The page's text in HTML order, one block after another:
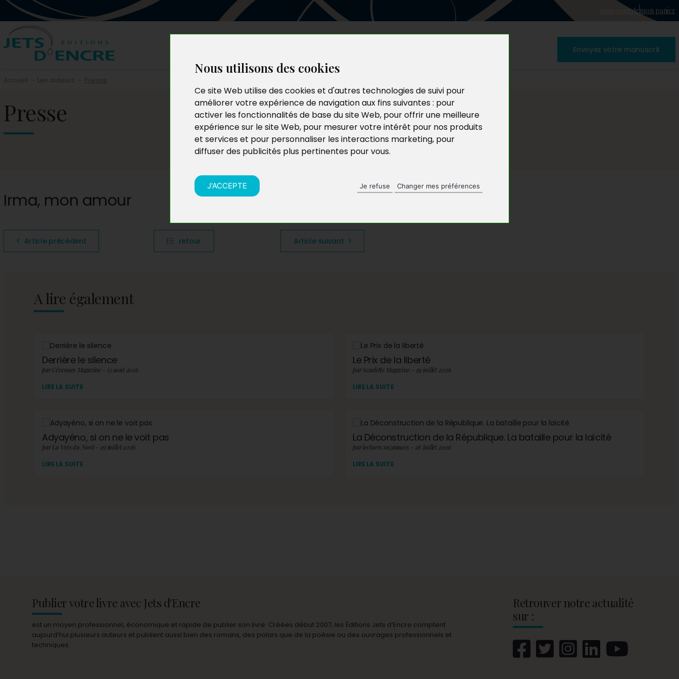
Nous utilisons des cookies
Ce site Web utilise des cookies et d'autres technologies de suivi pour
améliorer votre expérience de navigation aux fins suivantes : pour
activer les fonctionnalités de base du site Web, pour offrir une meilleure
expérience sur le site Web, pour mesurer votre intérêt pour nos produits
et services et pour personnaliser les interactions marketing, pour
diffuser des publicités plus pertinentes pour vous.
J'ACCEPTE Je refuse Changer mes préférences
mon comptemon panier
Envoyez votre manuscrit
Presse
Irma, mon amour
Article précédent retour Article suivant
A lire également
Derrière le silence
par Cévennes Magazine - 15 août 2026
LIRE LA SUITE
Le Prix de la liberté
par Scarlette Magazine - 29 juillet 2026
LIRE LA SUITE
Adyayéno, si on ne le voit pas
par La Voix du Nord - 29 juillet 2026
LIRE LA SUITE
La Déconstruction de la République. La bataille pour la laïcité
par lectures.suzannees - 28 juillet 2026
LIRE LA SUITE
Publier votre livre avec Jets d'Encre
est un moyen professionnel, économique et rapide de publier son livre. Créées début 2007, les Éditions Jets d’Encre comptent
aujourd’hui plusieurs auteurs et publient aussi bien des romans, des polars que de la poésie ou des ouvrages professionnels et
techniques.
Retrouver notre actualité
sur :